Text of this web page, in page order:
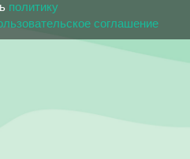
политику
соглашение